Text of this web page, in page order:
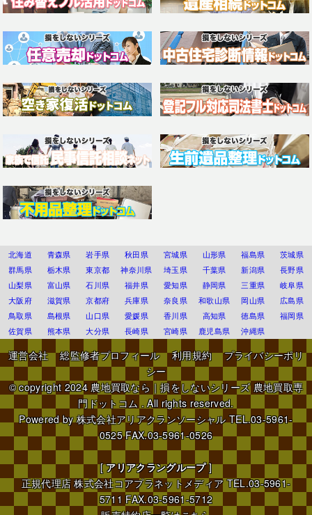
北海道 青森県 岩手県 秋田県 宮城県 山形県 福島県
茨城県
群馬県
栃木県 東京都 神奈川県 埼玉県 千葉県 新潟県
長野県
山梨県
富山県 石川県 福井県 愛知県 静岡県 三重県
岐阜県
大阪府
滋賀県 京都府 兵庫県 奈良県 和歌山県 岡山県
広島県
鳥取県
島根県 山口県 愛媛県 香川県 高知県 徳島県
福岡県
佐賀県
熊本県 大分県 長崎県 宮崎県 鹿児島県 沖縄県
運営会社 総監修者プロフィール 利用規約
プライバシーポリ
シー
© copyright 2024農地買取なら｜損をしないシリーズ 農地買取専
門ドットコム . All rights reserved.
Powered by株式会社アリアクランソーシャルTEL.03-5961-
0525 FAX.03-5961-0526
[アリアクラングループ]
正規代理店株式会社コアプラネットメディア TEL.03-5961-
5711 FAX.03-5961-5712